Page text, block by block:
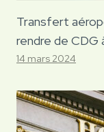
Transfert
rendre de CDG
14 mars 2024